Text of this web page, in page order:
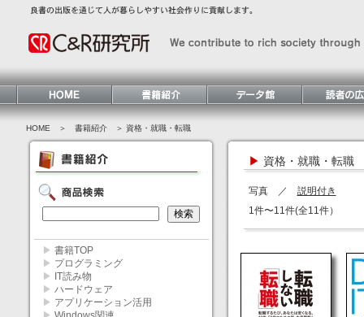
HOME ＞ 書籍紹介 ＞ 資格・就職・転職
▶ 書籍TOP
▶ プログラミング
▶
IT読み物
▶ ハードウェア
▶ アプリケーション活用
▶ 資格・就職・転職
写真 ／ 説明付き
1件〜11件(全11件）